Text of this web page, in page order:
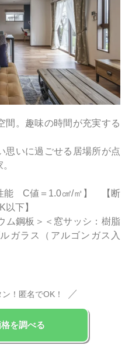
間。趣味の時間が充実する
思いに過ごせる居場所が点
能 C値＝1.0㎠/㎡】 【断
下】
ム鋼板＞＜窓サッシ：樹脂
ガラス（アルゴンガス入
！匿名でOK！ ／
を調べる